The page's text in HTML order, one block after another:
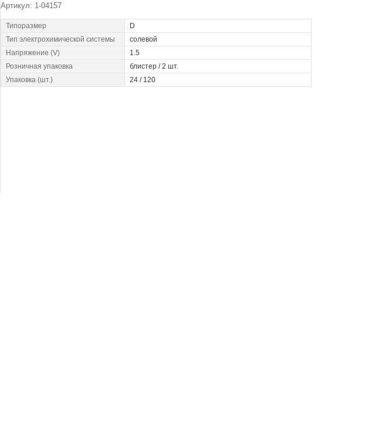
Артикул: 1-04157
Типоразмер
D
Тип электрохимической системы
cолевой
Напряжение (V)
1.5
Розничная упаковка
блистер / 2 шт.
Упаковка (шт.)
24 / 120